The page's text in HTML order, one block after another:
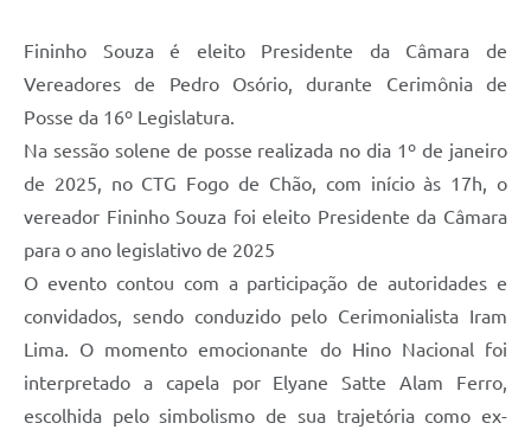
Fininho Souza é eleito Presidente da Câmara de
Vereadores de Pedro Osório, durante Cerimônia de
Posse da 16º Legislatura.
Na sessão solene de posse realizada no dia 1º de janeiro
de 2025, no CTG Fogo de Chão, com início às 17h, o
vereador Fininho Souza foi eleito Presidente da Câmara
para o ano legislativo de 2025
O evento contou com a participação de autoridades e
convidados, sendo conduzido pelo Cerimonialista Iram
Lima. O momento emocionante do Hino Nacional foi
interpretado a capela por Elyane Satte Alam Ferro,
escolhida pelo simbolismo de sua trajetória como ex-